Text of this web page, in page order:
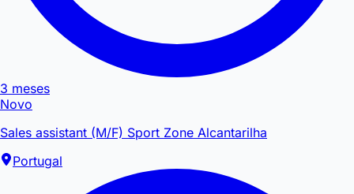
3 meses
Novo
Sales assistant (M/F) Sport Zone Alcantarilha
Portugal